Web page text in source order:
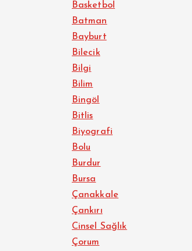
Basketbol
Batman
Bayburt
Bilecik
Bilgi
Bilim
Bingöl
Bitlis
Biyografi
Bolu
Burdur
Bursa
Çanakkale
Çankırı
Cinsel Sağlık
Çorum